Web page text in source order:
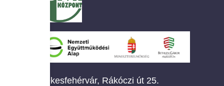
Székesfehérvár, Rákóczi út 25.